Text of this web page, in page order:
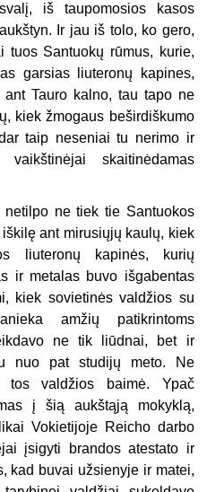
iš taupomosios kasos
Ir jau iš tolo, ko gero,
tuos Santuokų rūmus, kurie,
garsias liuteronų kapines,
Tauro kalno, tau tapo ne
kiek žmogaus beširdiškumo
taip neseniai tu nerimo ir
skaitinėdamas
ne tiek tie Santuokos
ant mirusiųjų kaulų, kiek
liuteronų kapinės, kurių
ir metalas buvo išgabentas
kiek sovietinės valdžios su
amžių patikrintoms
ne tik liūdnai, bet ir
nuo pat studijų meto. Ne
valdžios baimė. Ypač
į šią aukštąją mokyklą,
Vokietijoje Reicho darbo
įsigyti brandos atestato ir
kad buvai užsienyje ir matei,